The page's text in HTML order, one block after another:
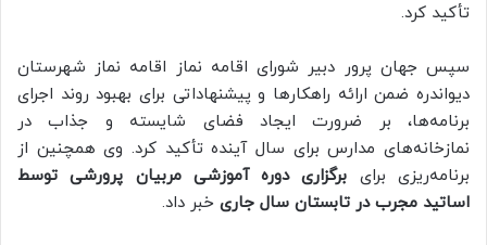
تأکید کرد.
سپس جهان پرور دبیر شورای اقامه نماز اقامه نماز شهرستان
دیواندره ضمن ارائه راهکارها و پیشنهاداتی برای بهبود روند اجرای
برنامه‌ها، بر ضرورت ایجاد فضای شایسته و جذاب در
نمازخانه‌های مدارس برای سال آینده تأکید کرد. وی همچنین از
برنامه‌ریزی برای برگزاری دوره آموزشی مربیان پرورشی توسط
اساتید مجرب در تابستان سال جاری خبر داد.